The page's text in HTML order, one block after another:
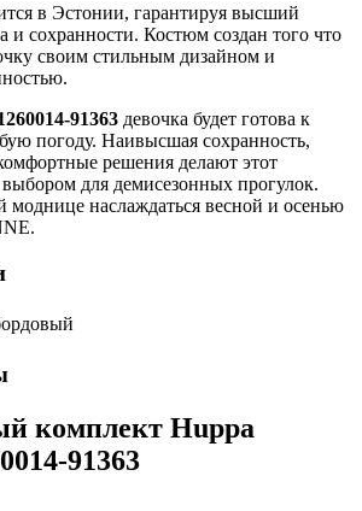
в Эстонии, гарантируя высший
и сохранности. Костюм создан того что
своим стильным дизайном и
91363 девочка будет готова к
погоду. Наивысшая сохранность,
решения делают этот
для демисезонных прогулок.
моднице наслаждаться весной и осенью
комплект Huppa
91363